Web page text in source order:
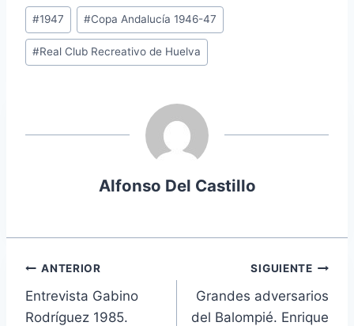
Etiquetas
de
la
#1947 #Copa Andalucía 1946-47
#Real Club Recreativo de Huelva
Alfonso Del Castillo
Navegación
de
ANTERIOR
Entrevista Gabino
Rodríguez 1985.
SIGUIENTE
Grandes adversarios
del Balompié. Enrique